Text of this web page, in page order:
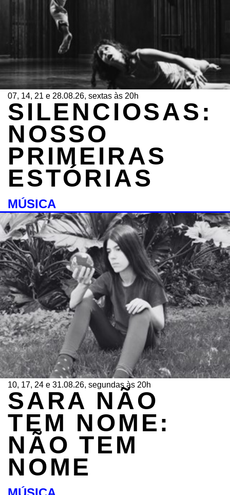
07, 14, 21 e 28.08.26, sextas às 20h
SILENCIOSAS:
NOSSO
PRIMEIRAS
ESTÓRIAS
MÚSICA
10, 17, 24 e 31.08.26, segundas às 20h
SARA NÃO
TEM NOME:
NÃO TEM
NOME